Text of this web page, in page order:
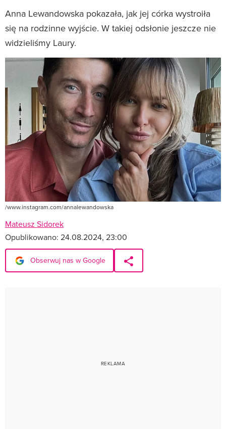
Anna Lewandowska pokazała, jak jej córka wystroiła
się na rodzinne wyjście. W takiej odsłonie jeszcze nie
widzieliśmy Laury.
/www.instagram.com/annalewandowska
Mateusz Sidorek
Opublikowano: 24.08.2024, 23:00
Obserwuj nas w Google